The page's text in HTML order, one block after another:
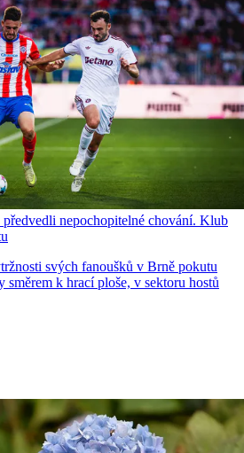
nepochopitelné chování. Klub
svých fanoušků v Brně pokutu
k hrací ploše, v sektoru hostů